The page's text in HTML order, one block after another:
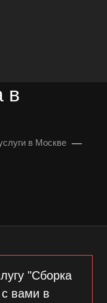
в
в Москве —
"Сборка
вами в